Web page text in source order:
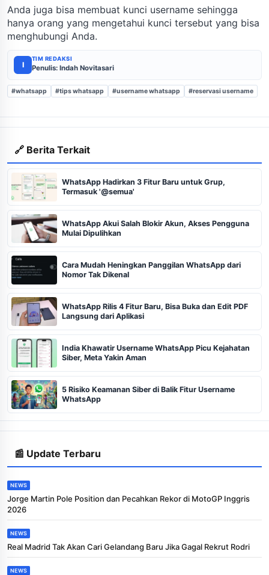
Anda juga bisa membuat kunci username sehingga
hanya orang yang mengetahui kunci tersebut yang bisa
menghubungi Anda.
I
TIM REDAKSI
Penulis: Indah Novitasari
#whatsapp #tips whatsapp #username whatsapp #reservasi username
🔗 Berita Terkait
WhatsApp Hadirkan 3 Fitur Baru untuk Grup,
Termasuk '@semua'
WhatsApp Akui Salah Blokir Akun, Akses Pengguna
Mulai Dipulihkan
Cara Mudah Heningkan Panggilan WhatsApp dari
Nomor Tak Dikenal
WhatsApp Rilis 4 Fitur Baru, Bisa Buka dan Edit PDF
Langsung dari Aplikasi
India Khawatir Username WhatsApp Picu Kejahatan
Siber, Meta Yakin Aman
5 Risiko Keamanan Siber di Balik Fitur Username
WhatsApp
📰 Update Terbaru
NEWS
Jorge Martin Pole Position dan Pecahkan Rekor di MotoGP Inggris
2026
NEWS
Real Madrid Tak Akan Cari Gelandang Baru Jika Gagal Rekrut Rodri
NEWS